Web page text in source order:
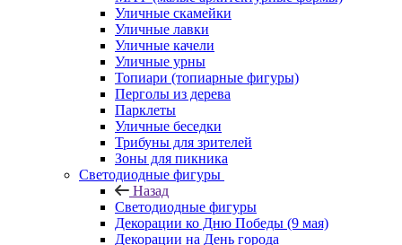
Уличные скамейки
Уличные лавки
Уличные качели
Уличные урны
Топиари (топиарные фигуры)
Перголы из дерева
Парклеты
Уличные беседки
Трибуны для зрителей
Зоны для пикника
Светодиодные фигуры
Назад
Светодиодные фигуры
Декорации ко Дню Победы (9 мая)
Декорации на День города